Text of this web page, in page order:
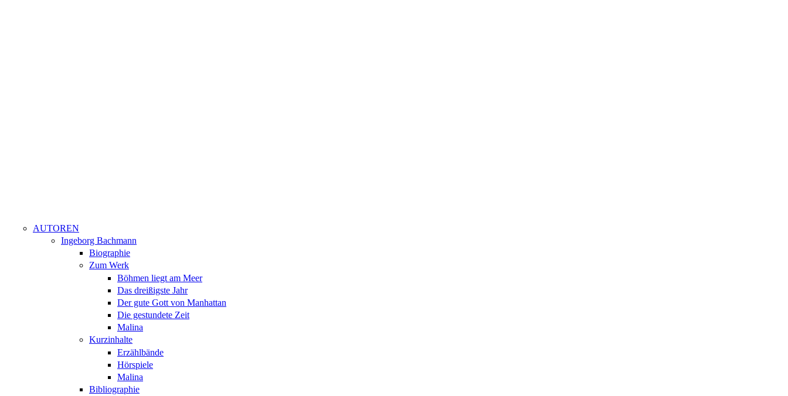
AUTOREN
Ingeborg Bachmann
Biographie
Zum Werk
Böhmen liegt am Meer
Das dreißigste Jahr
Der gute Gott von Manhattan
Die gestundete Zeit
Malina
Kurzinhalte
Erzählbände
Hörspiele
Malina
Bibliographie